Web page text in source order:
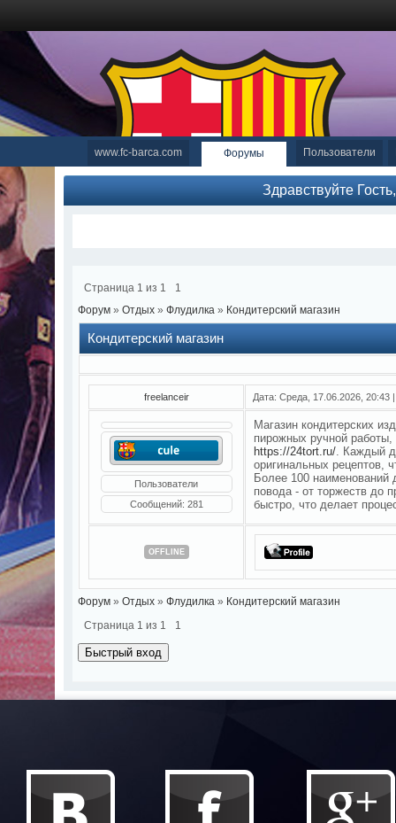
www.fc-barca.com Форумы Пользователи
Здравствуйте
Страница 1 из 1
1
Форум » Отдых » Флудилка » Кондитерский магазин
Кондитерский магазин
freelanceir Дата: Среда, 17.06.2026,
Пользователи
Сообщений: 281
Магазин кондитерских
пирожных ручной
https://24tort.ru/ . Каждый
оригинальных рецептов,
Более 100 наименований
повода - от торжеств до
быстро, что делает
OFFLINE
Форум » Отдых » Флудилка » Кондитерский магазин
Страница 1 из 1 1